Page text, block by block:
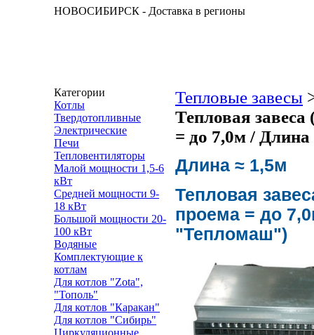
НОВОСИБИРСК - Доставка в регионы
Категории
Котлы
Твердотопливные
Электрические
Печи
Тепловентиляторы
Малой мощности 1,5-6
кВт
Средней мощности 9-
18 кВт
Большой мощности 20-
100 кВт
Водяные
Комплектующие к
котлам
Для котлов "Zota",
"Тополь"
Для котлов "Каракан"
Для котлов "Сибирь"
Циркуляционные
Тепловые завесы
Тепловая
= до 7,0м /
Длина ≈ 1,5м
Тепловая
проема = до
"Тепломаш")